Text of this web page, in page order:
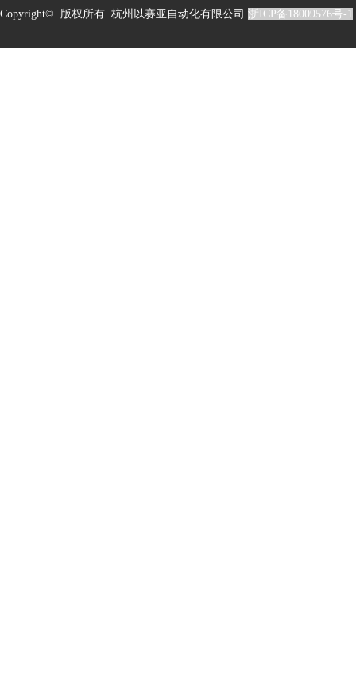
Copyright© 版权所有 杭州以赛亚自动化有限公司 浙ICP备18009576号-1